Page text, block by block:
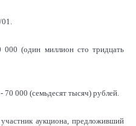
000 (один миллион сто тридцать
70 000 (семьдесят тысяч) рублей.
аукциона, предложивший